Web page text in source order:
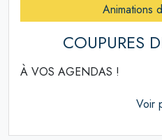
Animations
COUPURES
À VOS AGENDAS !
Voir